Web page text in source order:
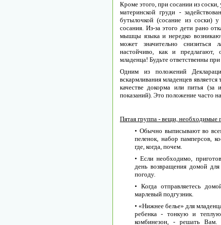
Кроме этого, при сосании из
материнской груди -
бутылочкой (сосание из соски)
сосания. Из-за этого дети рано
мышцы языка и нередко
может значительно
настойчиво, как и предлагают,
младенца! Будьте ответственны
Одним из положений
вскармливания младенцев
качестве докорма или питья
показаний). Это положение часто
Пятая группа - вещи, необходимые
• Обычно выписывают во
пеленок, набор памперсов,
где, когда, почем.
• Если необходимо,
день возвращения домой
погоду.
• Когда отправляетесь
марлевый подгузник.
• «Нижнее белье» для
ребенка - тонкую и
комбинезон, - решать